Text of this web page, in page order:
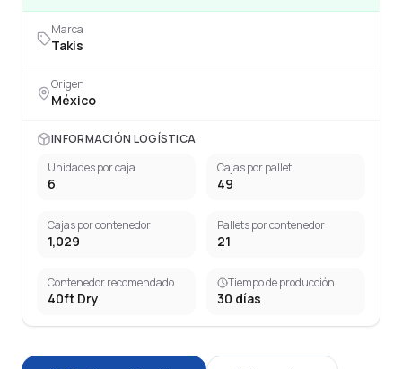
Marca
Takis
Origen
México
INFORMACIÓN LOGÍSTICA
Unidades por caja
6
Cajas por pallet
49
Cajas por contenedor
1,029
Pallets por contenedor
21
Contenedor recomendado
40ft Dry
Tiempo de producción
30 días